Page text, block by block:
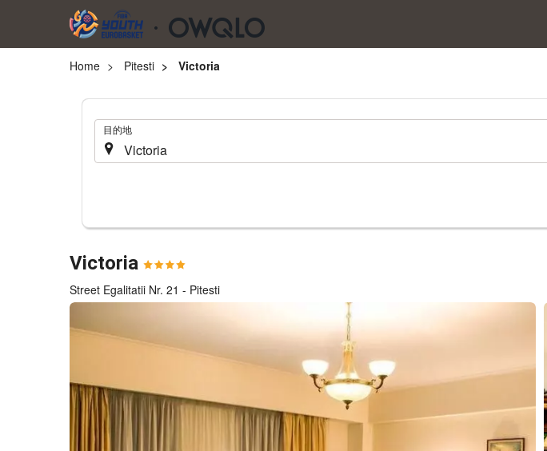
Home Pitesti Victoria
. 目的地
Victoria
Street Egalitatii Nr. 21 - Pitesti